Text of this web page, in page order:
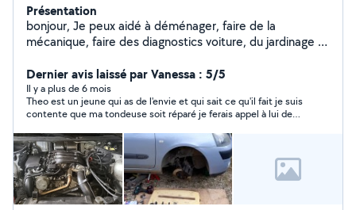
Présentation
bonjour, Je peux aidé à déménager, faire de la
mécanique, faire des diagnostics voiture, du jardinage et
Dernier avis laissé par Vanessa : 5/5
Il y a plus de 6 mois
Theo est un jeune qui as de l'envie et qui sait ce qu'il fait je suis
contente que ma tondeuse soit réparé je ferais appel à lui de